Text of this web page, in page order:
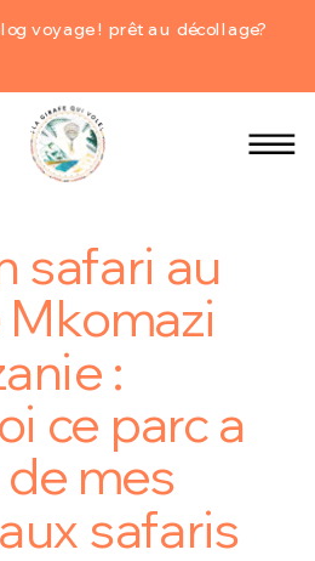
voyage ! prêt au décollage?
safari au
:
ce parc a
de mes
safaris